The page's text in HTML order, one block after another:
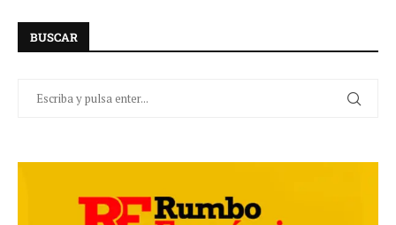
BUSCAR